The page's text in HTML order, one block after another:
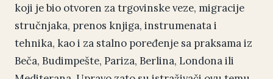
koji je bio otvoren za trgovinske veze, migracije
stručnjaka, prenos knjiga, instrumenata i
tehnika, kao i za stalno poređenje sa praksama iz
Beča, Budimpešte, Pariza, Berlina, Londona ili